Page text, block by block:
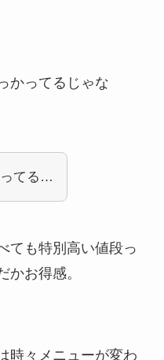
かってるじゃな
ってる…
ても特別高い値段っ
かお得感。
時々メニューが変わ